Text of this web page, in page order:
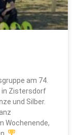
am 74.
in Zistersdorf
und Silber.
Wochenende,